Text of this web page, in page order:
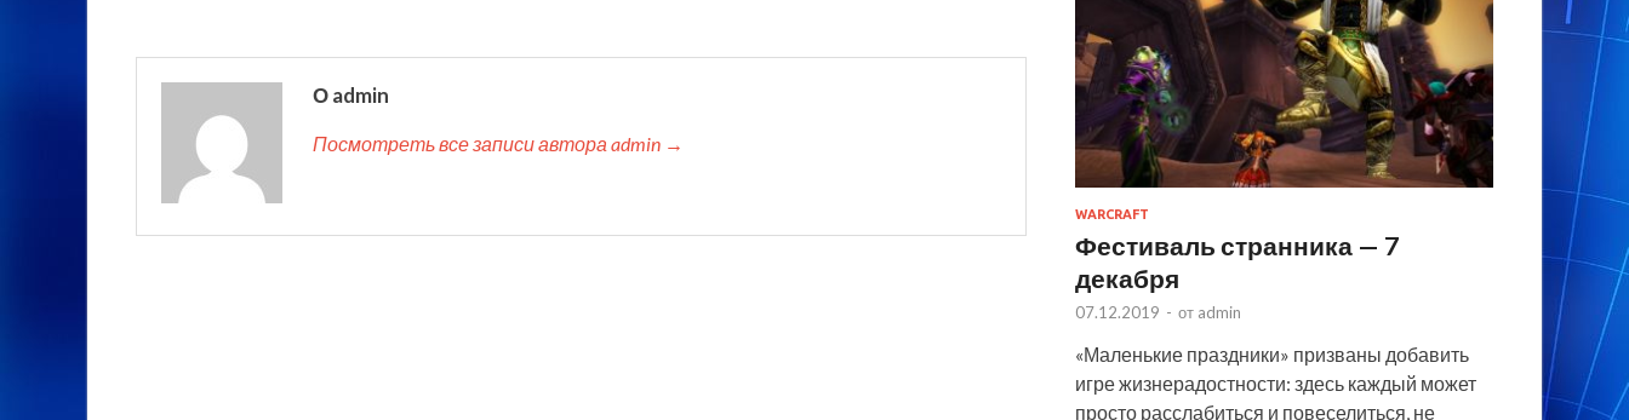
О admin
Посмотреть все записи автора admin →
WARCRAFT
Фестиваль странника — 7
декабря
07.12.2019 - от admin
«Маленькие праздники» призваны добавить
игре жизнерадостности: здесь каждый может
просто расслабиться и повеселиться, не